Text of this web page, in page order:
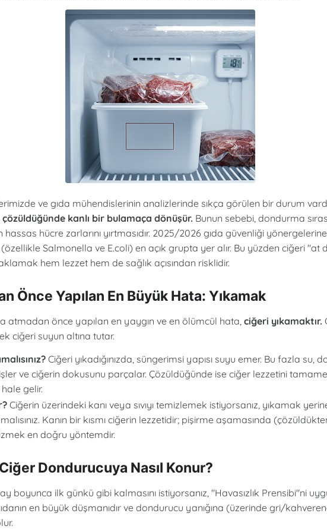
ve gıda mühendislerinin analizlerinde sıkça görülen bir durum
kanlı bir bulamaça dönüşür. Bunun sebebi, dondurma
hücre zarlarını yırtmasıdır. 2025/2026 gıda güvenliği
Salmonella ve E.coli) en açık grupta yer alır. Bu yüzden ciğeri "at
hem lezzet hem de sağlık açısından risklidir.
Önce Yapılan En Büyük Hata: Yıkamak
atmadan önce yapılan en yaygın ve en ölümcül hata, ciğeri yıkamaktır.
ciğeri suyun altına tutar.
Ciğeri yıkadığınızda, süngerimsi yapısı suyu emer. Bu fazla su,
ve ciğerin dokusunu parçalar. Çözüldüğünde ise ciğer lezzetini
gelir.
Ciğerin üzerindeki kanı veya sıvıyı temizlemek istiyorsanız, yıkamak
Kanın bir kısmı ciğerin lezzetidir; pişirme aşamasında
en doğru yöntemdir.
Dondurucuya Nasıl Konur?
boyunca ilk günkü gibi kalmasını istiyorsanız, "Havasızlık Prensibi"ni
en büyük düşmanıdır ve dondurucu yanığına (üzerinde gri/